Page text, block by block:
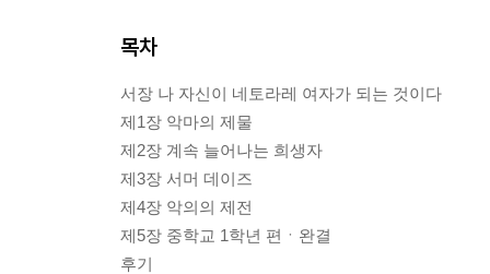
목차
서장 나 자신이 네토라레 여자가 되는 것이다
제1장 악마의 제물
제2장 계속 늘어나는 희생자
제3장 서머 데이즈
제4장 악의의 제전
제5장 중학교 1학년 편ㆍ완결
후기